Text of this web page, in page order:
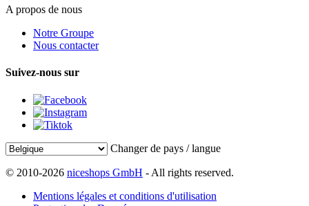
A propos de nous
Notre Groupe
Nous contacter
Suivez-nous sur
Changer de pays / langue
© 2010-2026 niceshops GmbH - All rights reserved.
Mentions légales et conditions d'utilisation